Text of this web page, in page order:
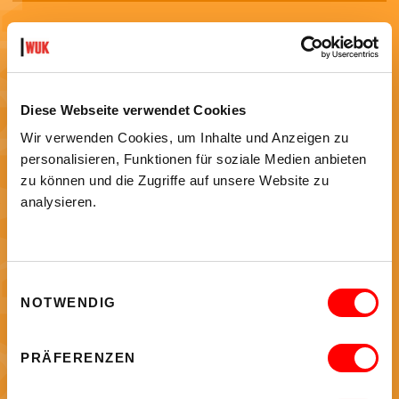
Diese Webseite verwendet Cookies
Wir verwenden Cookies, um Inhalte und Anzeigen zu
personalisieren, Funktionen für soziale Medien anbieten
zu können und die Zugriffe auf unsere Website zu
analysieren.
NOTWENDIG
PRÄFERENZEN
KURSE & WORKSHOPS
Im WUK finden ganzjährig eine Vielzahl an Workshops und
Kursen statt, bei denen du selbst aktiv werden kannst. Tanzen,
Singen, Sprachen lernen oder einfach neue Leute treffen.
Komm vorbei!